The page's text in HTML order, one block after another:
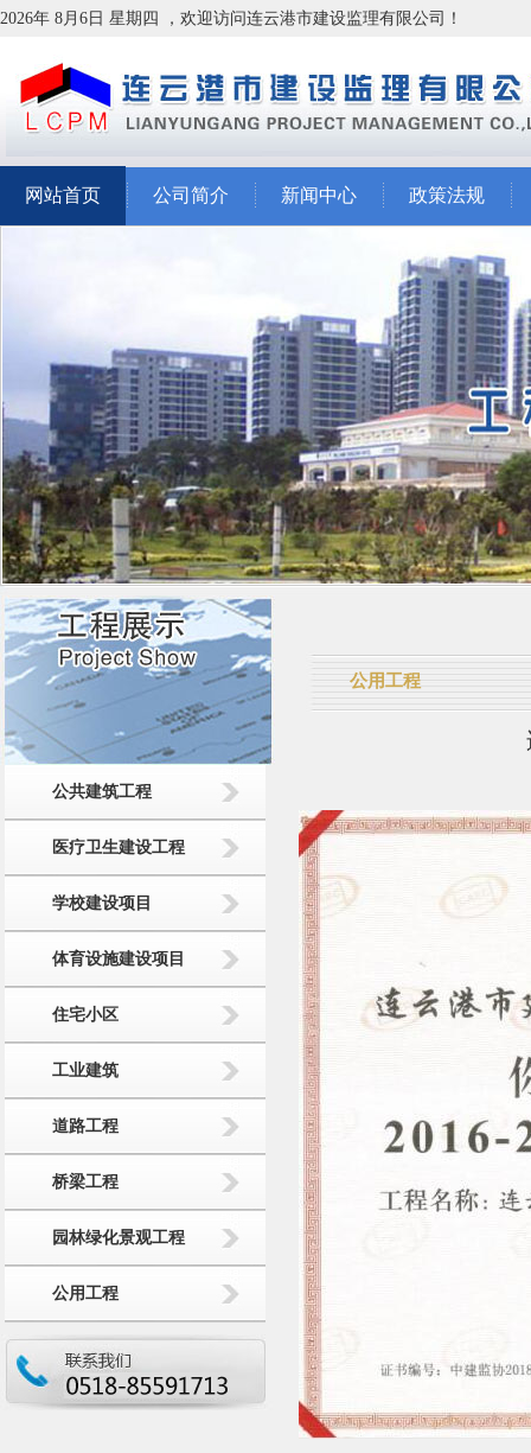
2026年 8月6日 星期四 ，欢迎访问连云港市建设监理有限公司！
网站首页 公司简介 新闻中心 政策法规
公共建筑工程
医疗卫生建设工程
学校建设项目
体育设施建设项目
住宅小区
工业建筑
道路工程
桥梁工程
园林绿化景观工程
公用工程
公用工程